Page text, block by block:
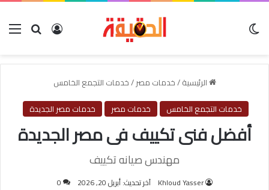
بحث عنتسجيل
الرئيسية/خدمات مصر/خدمات التجمع الخامس
خدمات التجمع الخامس
خدمات مصر خدمات مصر الجديدة
أفضل فنى تكييف فى مصر الجديدة
مهندس صيانه تكييف
Khloud Yasser آخر تحديث: أبريل 20, 2026 0